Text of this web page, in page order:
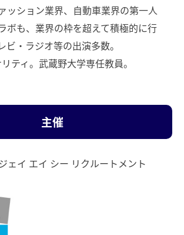
ッション業界、自動車業界の第一人
ボも、業界の枠を超えて積極的に行
ビ・ラジオ等の出演多数。
ティ。武蔵野大学専任教員。
主催
ェイ エイ シー リクルートメント